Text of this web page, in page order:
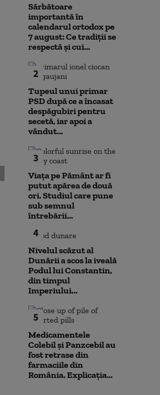
cu miză:
marini români au
testat vehiculele de asalt
amfibiu AAV-7 alături de
militarii SUA
10 luni de la
Rahova:
așteaptă să
Sărbătoare
importantă în
calendarul ortodox pe
7 august: Ce tradiții se
respectă și cui...
2
Tupeul unui primar
PSD după ce a încasat
despăgubiri pentru
secetă, iar apoi a
vândut...
3
Viața pe Pământ ar fi
putut apărea de două
ori. Studiul care pune
sub semnul
întrebării...
4
Nivelul scăzut al
Dunării a scos la iveală
Podul lui Constantin,
din timpul
Imperiului...
5
Medicamentele
Colebil și Panzcebil au
fost retrase din
farmaciile din
România. Explicația...